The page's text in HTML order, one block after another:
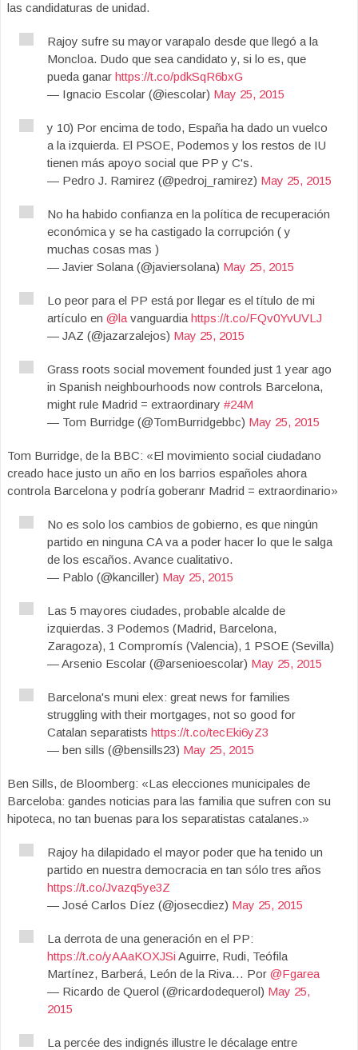
las candidaturas de unidad.
Rajoy sufre su mayor varapalo desde que llegó a la
Moncloa. Dudo que sea candidato y, si lo es, que
pueda ganar https://t.co/pdkSqR6bxG
— Ignacio Escolar (@iescolar) May 25, 2015
y 10) Por encima de todo, España ha dado un vuelco
a la izquierda. El PSOE, Podemos y los restos de IU
tienen más apoyo social que PP y C's.
— Pedro J. Ramirez (@pedroj_ramirez) May 25, 2015
No ha habido confianza en la política de recuperación
económica y se ha castigado la corrupción ( y
muchas cosas mas )
— Javier Solana (@javiersolana) May 25, 2015
Lo peor para el PP está por llegar es el título de mi
artículo en @la vanguardia https://t.co/FQv0YvUVLJ
— JAZ (@jazarzalejos) May 25, 2015
Grass roots social movement founded just 1 year ago
in Spanish neighbourhoods now controls Barcelona,
might rule Madrid = extraordinary #24M
— Tom Burridge (@TomBurridgebbc) May 25, 2015
Tom Burridge, de la BBC: «El movimiento social ciudadano
creado hace justo un año en los barrios españoles ahora
controla Barcelona y podría goberanr Madrid = extraordinario»
No es solo los cambios de gobierno, es que ningún
partido en ninguna CA va a poder hacer lo que le salga
de los escaños. Avance cualitativo.
— Pablo (@kanciller) May 25, 2015
Las 5 mayores ciudades, probable alcalde de
izquierdas. 3 Podemos (Madrid, Barcelona,
Zaragoza), 1 Compromís (Valencia), 1 PSOE (Sevilla)
— Arsenio Escolar (@arsenioescolar) May 25, 2015
Barcelona's muni elex: great news for families
struggling with their mortgages, not so good for
Catalan separatists https://t.co/tecEki6yZ3
— ben sills (@bensills23) May 25, 2015
Ben Sills, de Bloomberg: «Las elecciones municipales de
Barceloba: gandes noticias para las familia que sufren con su
hipoteca, no tan buenas para los separatistas catalanes.»
Rajoy ha dilapidado el mayor poder que ha tenido un
partido en nuestra democracia en tan sólo tres años
https://t.co/Jvazq5ye3Z
— José Carlos Díez (@josecdiez) May 25, 2015
La derrota de una generación en el PP:
https://t.co/yAAaKOXJSi Aguirre, Rudi, Teófila
Martínez, Barberá, León de la Riva… Por @Fgarea
— Ricardo de Querol (@ricardodequerol) May 25,
2015
La percée des indignés illustre le décalage entre